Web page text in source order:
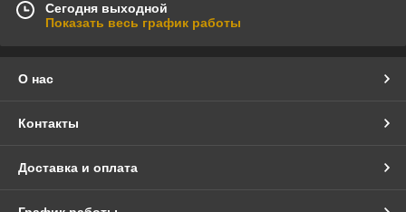
Сегодня выходной
Показать весь график работы
О нас
Контакты
Доставка и оплата